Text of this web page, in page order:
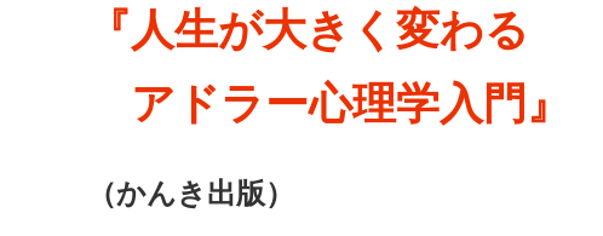
『人生が大きく変わる
アドラー心理学入門』
（かんき出版）